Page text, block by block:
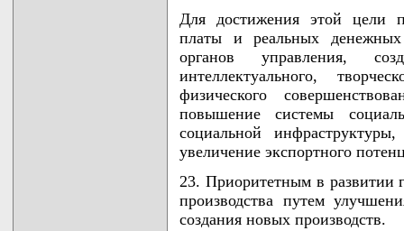
Для достижения этой цели
платы и реальных денежных
органов управления,
интеллектуального,
физического
повышение системы
социальной
увеличение экспортного
23. Приоритетным в развитии
производства путем
создания новых производств.